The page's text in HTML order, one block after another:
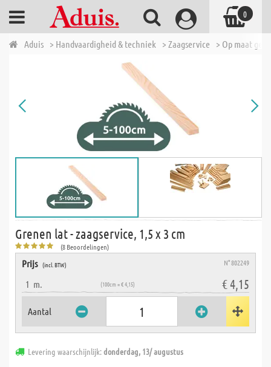
Aduis > Handvaardigheid & techniek > Zaagservice > Op maat
Grenen lat - zaagservice, 1,5 x 3 cm
(8 Beoordelingen)
Prijs (incl. BTW) N° 802249
1 m. (100cm = € 4,15) € 4,15
Aantal
Levering waarschijnlijk:donderdag, 13/ augustus
0